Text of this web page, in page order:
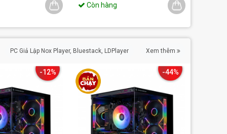
Còn hàng
PC Giả Lập Nox Player, Bluestack, LDPlayer Xem thêm
-12% -44%